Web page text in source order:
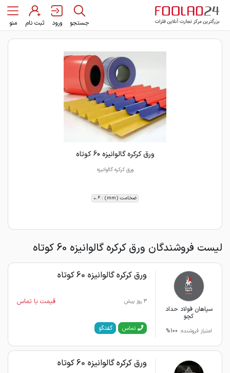
جستجو ورود ثبت نام منو
ورق کرکره گالوانیزه 60 کوتاه
ورق کرکره گالوانیزه
ضخامت (mm) : 0.6
لیست فروشندگان ورق کرکره گالوانیزه 60 کوتاه
سپاهان فولاد حداد
کچو
امتیاز فروشنده: 100%
ورق کرکره گالوانیزه 60 کوتاه
3 روز پیش قیمت با تماس
تماس گفتگو
ورق کرکره گالوانیزه 60 کوتاه